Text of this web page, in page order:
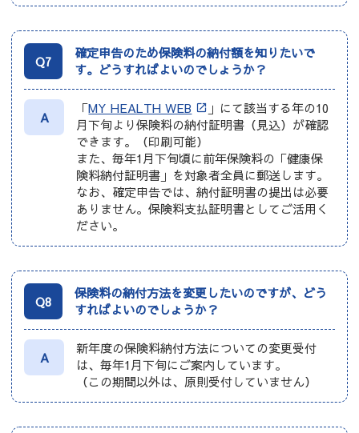
Q7
確定申告のため保険料の納付額を知りたいで
す。どうすればよいのでしょうか？
A
「MY HEALTH WEB
」にて該当する年の10
月下旬より保険料の納付証明書（見込）が確認
できます。（印刷可能）
また、毎年1月下旬頃に前年保険料の「健康保
険料納付証明書」を対象者全員に郵送します。
なお、確定申告では、納付証明書の提出は必要
ありません。保険料支払証明書としてご活用く
ださい。
Q8
保険料の納付方法を変更したいのですが、どう
すればよいのでしょうか？
A
新年度の保険料納付方法についての変更受付
は、毎年1月下旬にご案内しています。
（この期間以外は、原則受付していません）